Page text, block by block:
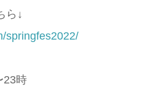
ら↓
springfes2022/
23時